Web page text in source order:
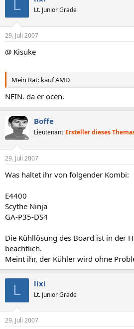
L Lt. Junior Grade
29. Juli 2007
@ Kisuke
Mein Rat: kauf AMD
NEIN. da er ocen.
Boffe
Lieutenant Ersteller dieses
29. Juli 2007
Was haltet ihr von folgender Kombi:
E4400
Scythe Ninja
GA-P35-DS4
Die Kühllösung des Board ist in der
beachtlich.
Meint ihr, der Kühler wird ohne
L lixi
Lt. Junior Grade
29. Juli 2007